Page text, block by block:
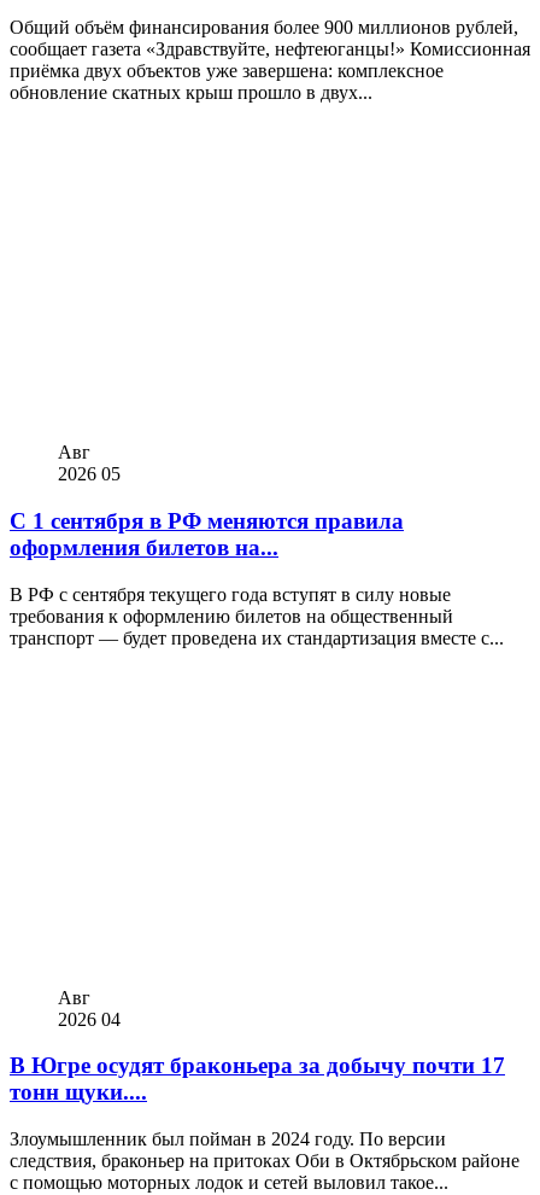
Общий объём финансирования более 900 миллионов рублей,
сообщает газета «Здравствуйте, нефтеюганцы!» Комиссионная
приёмка двух объектов уже завершена: комплексное
обновление скатных крыш прошло в двух...
Авг
2026 05
С 1 сентября в РФ меняются правила
оформления билетов на...
В РФ с сентября текущего года вступят в силу новые
требования к оформлению билетов на общественный
транспорт — будет проведена их стандартизация вместе с...
Авг
2026 04
В Югре осудят браконьера за добычу почти 17
тонн щуки....
Злоумышленник был пойман в 2024 году. По версии
следствия, браконьер на притоках Оби в Октябрьском районе
с помощью моторных лодок и сетей выловил такое...